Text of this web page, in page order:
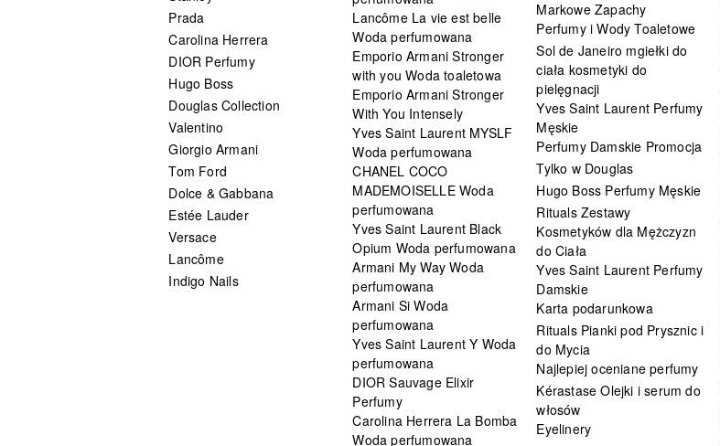
Prada
Carolina Herrera
DIOR Perfumy
Hugo Boss
Douglas Collection
Valentino
Giorgio Armani
Tom Ford
Dolce & Gabbana
Estée Lauder
Versace
Lancôme
Indigo Nails
Lancôme La vie est belle
Woda perfumowana
Emporio Armani Stronger
with you Woda toaletowa
Emporio Armani Stronger
With You Intensely
Yves Saint Laurent MYSLF
Woda perfumowana
CHANEL COCO
MADEMOISELLE Woda
perfumowana
Yves Saint Laurent Black
Opium Woda perfumowana
Armani My Way Woda
perfumowana
Armani Si Woda
perfumowana
Yves Saint Laurent Y Woda
perfumowana
DIOR Sauvage Elixir
Perfumy
Carolina Herrera La Bomba
Woda perfumowana
Markowe Zapachy
Perfumy i Wody Toaletowe
Sol de Janeiro mgiełki do
ciała kosmetyki do
pielęgnacji
Yves Saint Laurent Perfumy
Męskie
Perfumy Damskie Promocja
Tylko w Douglas
Hugo Boss Perfumy Męskie
Rituals Zestawy
Kosmetyków dla Mężczyzn
do Ciała
Yves Saint Laurent Perfumy
Damskie
Karta podarunkowa
Rituals Pianki pod Prysznic i
do Mycia
Najlepiej oceniane perfumy
Kérastase Olejki i serum do
włosów
Eyelinery